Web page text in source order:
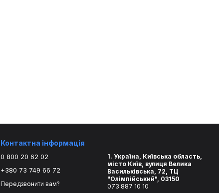
Контактна інформація
0 800 20 62 02
+380 73 749 66 72
Передзвонити вам?
1. Україна, Київська область,
місто Київ, вулиця Велика
Васильківська, 72, ТЦ
"Олімпійський", 03150
073 887 10 10